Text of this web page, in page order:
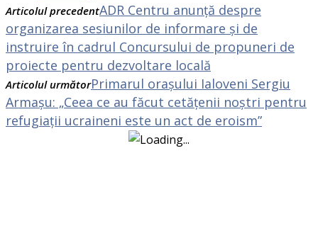
Articolul precedentADR Centru anunță despre
organizarea sesiunilor de informare și de
instruire în cadrul Concursului de propuneri de
proiecte pentru dezvoltare locală
Articolul următorPrimarul orașului Ialoveni Sergiu
Armașu: „Ceea ce au făcut cetățenii noștri pentru
refugiații ucraineni este un act de eroism”